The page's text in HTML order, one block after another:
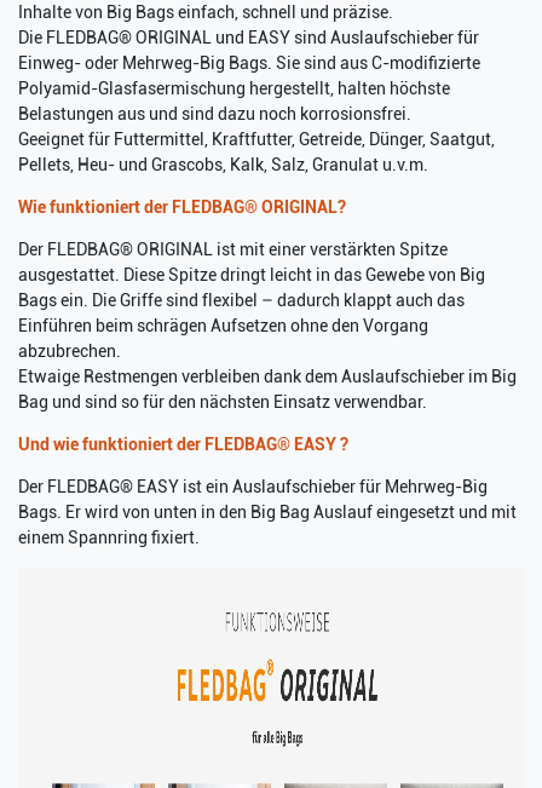
Inhalte von Big Bags einfach, schnell und präzise.
Die FLEDBAG® ORIGINAL und EASY sind Auslaufschieber für
Einweg- oder Mehrweg-Big Bags. Sie sind aus C-modifizierte
Polyamid-Glasfasermischung hergestellt, halten höchste
Belastungen aus und sind dazu noch korrosionsfrei.
Geeignet für Futtermittel, Kraftfutter, Getreide, Dünger, Saatgut,
Pellets, Heu- und Grascobs, Kalk, Salz, Granulat u.v.m.
Wie funktioniert der FLEDBAG® ORIGINAL?
Der FLEDBAG® ORIGINAL ist mit einer verstärkten Spitze
ausgestattet. Diese Spitze dringt leicht in das Gewebe von Big
Bags ein. Die Griffe sind flexibel – dadurch klappt auch das
Einführen beim schrägen Aufsetzen ohne den Vorgang
abzubrechen.
Etwaige Restmengen verbleiben dank dem Auslaufschieber im Big
Bag und sind so für den nächsten Einsatz verwendbar.
Und wie funktioniert der FLEDBAG® EASY ?
Der FLEDBAG® EASY ist ein Auslaufschieber für Mehrweg-Big
Bags. Er wird von unten in den Big Bag Auslauf eingesetzt und mit
einem Spannring fixiert.